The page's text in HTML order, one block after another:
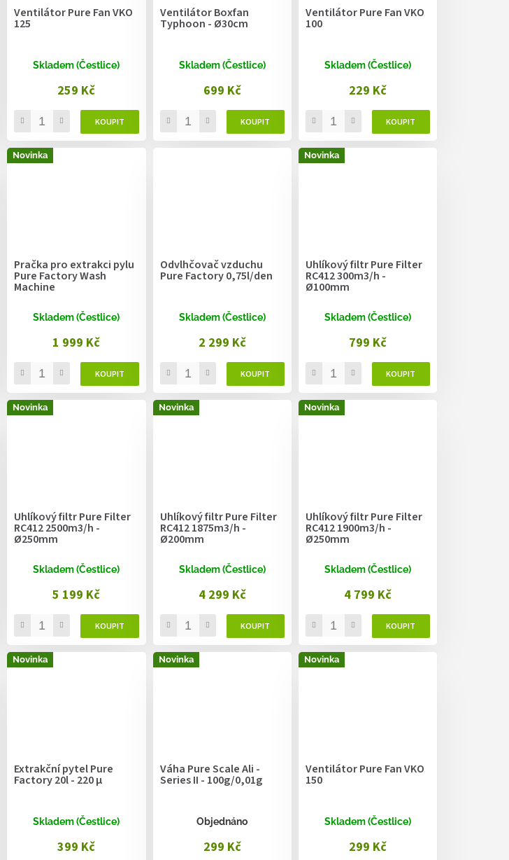
Ventilátor Pure Fan VKO
125
Skladem (Čestlice)
259 Kč
Ventilátor Boxfan
Typhoon - Ø30cm
Skladem (Čestlice)
699 Kč
Ventilátor Pure Fan VKO
100
Skladem (Čestlice)
229 Kč
Novinka
Pračka pro extrakci pylu
Pure Factory Wash
Machine
Skladem (Čestlice)
1 999 Kč
Odvlhčovač vzduchu
Pure Factory 0,75l/den
Skladem (Čestlice)
2 299 Kč
Novinka
Uhlíkový filtr Pure Filter
RC412 300m3/h -
Ø100mm
Skladem (Čestlice)
799 Kč
Novinka
Uhlíkový filtr Pure Filter
RC412 2500m3/h -
Ø250mm
Skladem (Čestlice)
5 199 Kč
Novinka
Uhlíkový filtr Pure Filter
RC412 1875m3/h -
Ø200mm
Skladem (Čestlice)
4 299 Kč
Novinka
Uhlíkový filtr Pure Filter
RC412 1900m3/h -
Ø250mm
Skladem (Čestlice)
4 799 Kč
Novinka
Extrakční pytel Pure
Factory 20l - 220 µ
Skladem (Čestlice)
399 Kč
Novinka
Váha Pure Scale Ali -
Series II - 100g/0,01g
Objednáno
299 Kč
Novinka
Ventilátor Pure Fan VKO
150
Skladem (Čestlice)
299 Kč